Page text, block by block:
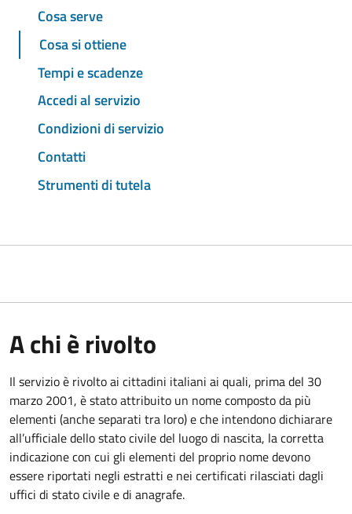
Cosa serve
Cosa si ottiene
Tempi e scadenze
Accedi al servizio
Condizioni di servizio
Contatti
Strumenti di tutela
A chi è rivolto
Il servizio è rivolto ai cittadini italiani ai quali, prima del 30
marzo 2001, è stato attribuito un nome composto da più
elementi (anche separati tra loro) e che intendono dichiarare
all’ufficiale dello stato civile del luogo di nascita, la corretta
indicazione con cui gli elementi del proprio nome devono
essere riportati negli estratti e nei certificati rilasciati dagli
uffici di stato civile e di anagrafe.